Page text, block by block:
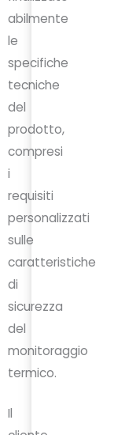
abilmente
le
specifiche
tecniche
del
prodotto,
compresi
i
requisiti
personalizzati
sulle
caratteristiche
di
sicurezza
del
monitoraggio
termico.
Il